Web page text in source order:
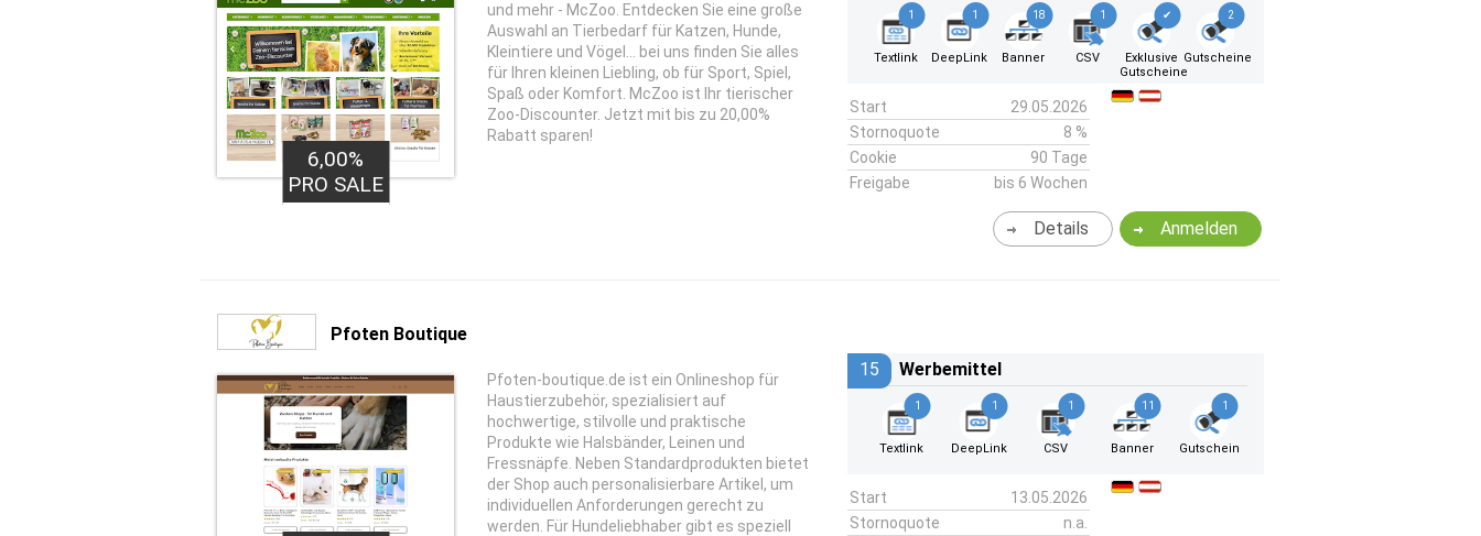
6,00%
PRO SALE
und mehr - McZoo. Entdecken Sie eine große
Auswahl an Tierbedarf für Katzen, Hunde,
Kleintiere und Vögel... bei uns finden Sie alles
für Ihren kleinen Liebling, ob für Sport, Spiel,
Spaß oder Komfort. McZoo ist Ihr tierischer
Zoo-Discounter. Jetzt mit bis zu 20,00%
Rabatt sparen!
1
Textlink
1
DeepLink
18
Banner
1
CSV
✔
Exklusive
Gutscheine
2
Gutscheine
Start
29.05.2026
Stornoquote
8 %
Cookie
90 Tage
Freigabe
bis 6 Wochen
Anmelden
Details
Pfoten Boutique
Pfoten-boutique.de ist ein Onlineshop für
Haustierzubehör, spezialisiert auf
hochwertige, stilvolle und praktische
Produkte wie Halsbänder, Leinen und
Fressnäpfe. Neben Standardprodukten bietet
der Shop auch personalisierbare Artikel, um
individuellen Anforderungen gerecht zu
werden. Für Hundeliebhaber gibt es speziell
15 Werbemittel
1
Textlink
1
DeepLink
1
CSV
11
Banner
1
Gutschein
Start
13.05.2026
Stornoquote
n.a.